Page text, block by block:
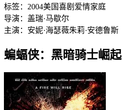
标签： 2004美国喜剧 爱情家庭
导演： 盖瑞·马歇尔
主演： 安妮·海瑟薇朱莉·安德鲁斯
蝙蝠侠：黑暗骑士崛起